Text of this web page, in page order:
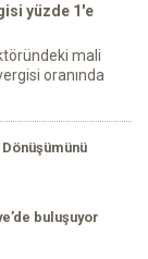
yüzde 1'e
mali
oranında
buluşuyor